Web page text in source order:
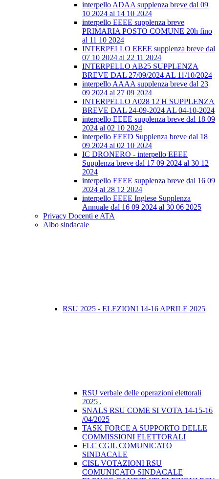
interpello ADAA supplenza breve dal 09
10 2024 al 14 10 2024
interpello EEEE supplenza breve
PRIMARIA POSTO COMUNE 20h fino
al 11 10 2024
INTERPELLO EEEE supplenza breve dal
07 10 2024 al 22 11 2024
INTERPELLO AB25 SUPPLENZA
BREVE DAL 27/09/2024 AL 11/10/2024
interpello AAAA supplenza breve dal 23
09 2024 al 27 09 2024
INTERPELLO A028 12 H SUPPLENZA
BREVE DAL 24-09-2024 AL 04-10-2024
interpello EEEE supplenza breve dal 18 09
2024 al 02 10 2024
interpello EEED Supplenza breve dal 18
09 2024 al 02 10 2024
IC DRONERO - interpello EEEE
Supplenza breve dal 17 09 2024 al 30 12
2024
interpello EEEE supplenza breve dal 16 09
2024 al 28 12 2024
interpello EEEE Inglese Supplenza
Annuale dal 16 09 2024 al 30 06 2025
Privacy Docenti e ATA
Albo sindacale
RSU 2025 - ELEZIONI 14-16 APRILE 2025
RSU verbale delle operazioni elettorali
2025 .
SNALS RSU COME SI VOTA 14-15-16
/04/2025
TASK FORCE A SUPPORTO DELLE
COMMISSIONI ELETTORALI
FLC CGIL COMUNICATO
SINDACALE
CISL VOTAZIONI RSU
COMUNICATO SINDACALE